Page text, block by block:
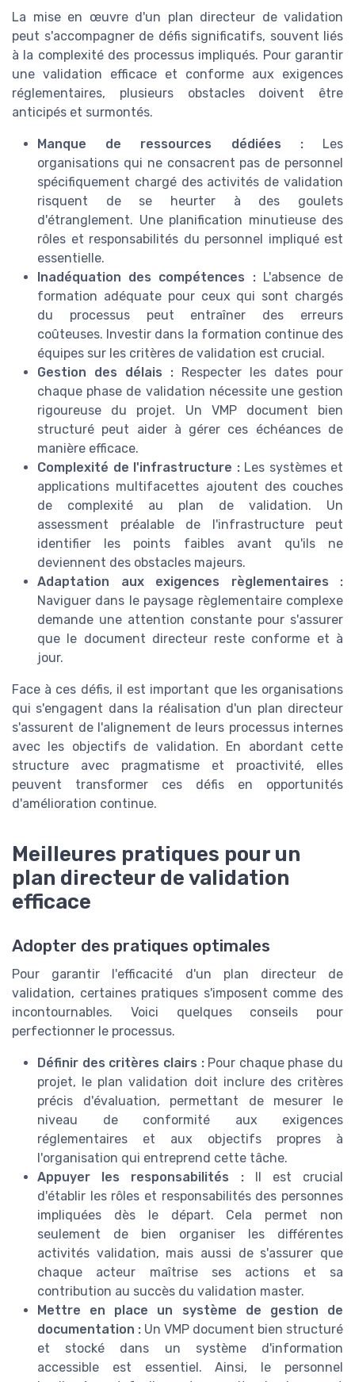
La mise en œuvre d'un plan directeur de validation
peut s'accompagner de défis significatifs, souvent liés
à la complexité des processus impliqués. Pour garantir
une validation efficace et conforme aux exigences
réglementaires, plusieurs obstacles doivent être
anticipés et surmontés.
Manque de ressources dédiées :Les
organisations qui ne consacrent pas de personnel
spécifiquement chargé des activités de validation
risquent de se heurter à des goulets
d'étranglement. Une planification minutieuse des
rôles et responsabilités du personnel impliqué est
essentielle.
Inadéquation des compétences :L'absence de
formation adéquate pour ceux qui sont chargés
du processus peut entraîner des erreurs
coûteuses. Investir dans la formation continue des
équipes sur les critères de validation est crucial.
Gestion des délais : Respecter les dates pour
chaque phase de validation nécessite une gestion
rigoureuse du projet. Un VMP document bien
structuré peut aider à gérer ces échéances de
manière efficace.
Complexité de l'infrastructure :Les systèmes et
applications multifacettes ajoutent des couches
de complexité au plan de validation. Un
assessment préalable de l'infrastructure peut
identifier les points faibles avant qu'ils ne
deviennent des obstacles majeurs.
Adaptation aux exigences règlementaires :
Naviguer dans le paysage règlementaire complexe
demande une attention constante pour s'assurer
que le document directeur reste conforme et à
jour.
Face à ces défis, il est important que les organisations
qui s'engagent dans la réalisation d'un plan directeur
s'assurent de l'alignement de leurs processus internes
avec les objectifs de validation. En abordant cette
structure avec pragmatisme et proactivité, elles
peuvent transformer ces défis en opportunités
d'amélioration continue.
Meilleures pratiques pour un
plan directeur de validation
efficace
Adopter des pratiques optimales
Pour garantir l'efficacité d'un plan directeur de
validation, certaines pratiques s'imposent comme des
incontournables. Voici quelques conseils pour
perfectionner le processus.
Définir des critères clairs :Pour chaque phase du
projet, le plan validation doit inclure des critères
précis d'évaluation, permettant de mesurer le
niveau de conformité aux exigences
réglementaires et aux objectifs propres à
l'organisation qui entreprend cette tâche.
Appuyer les responsabilités :Il est crucial
d'établir les rôles et responsabilités des personnes
impliquées dès le départ. Cela permet non
seulement de bien organiser les différentes
activités validation, mais aussi de s'assurer que
chaque acteur maîtrise ses actions et sa
contribution au succès du validation master.
Mettre en place un système de gestion de
documentation : Un VMP document bien structuré
et stocké dans un système d'information
accessible est essentiel. Ainsi, le personnel